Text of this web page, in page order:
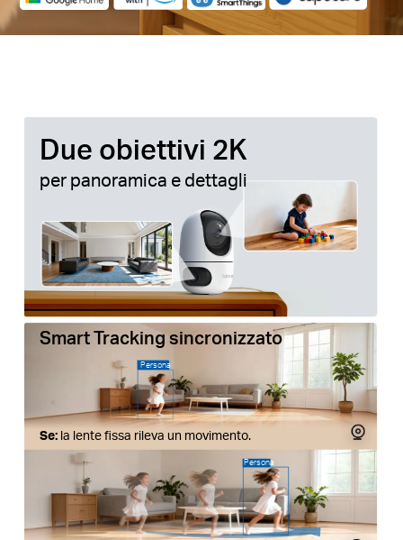
Due obiettivi 2K
per panoramica e dettagli
Smart Tracking sincronizzato
Persona
Persona
Se: la lente fissa rileva un movimento.